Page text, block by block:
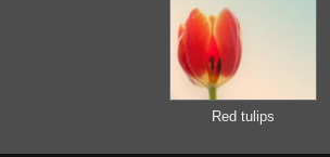
Red tulips